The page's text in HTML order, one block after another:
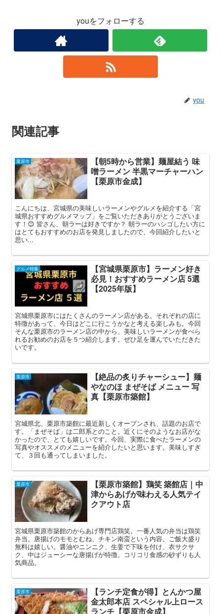
youをフォローする
you
関連記事
栗原市
【朝5時から営業】麺屋結う 味
噌ラーメン 半黒マーチャーハン
【栗原市金成】
こんにちは、宮城県の美味しいラーメンやグルメを紹介する「宮
城県おすすめグルメマップ」をご覧いただきありがとうございま
す！😊 皆さん、朝ラーは好きですか？ 朝ラーのハシゴしたい方に
はとてもおすすめのお店を発見しましたので、今回紹介したいと
思い...
グルメ特集
【宮城県栗原市】ラーメン好き
必見！おすすめラーメン店 5選
【2025年版】
宮城県栗原市にはたくさんのラーメン店がある。それぞれの店に
特徴があって、今日はどこに行こうかなと考える楽しみも。今回
そんな栗原市のラーメン店の中から、美味しいラーメンが食べら
れるお勧めのお店を５つ紹介します。ぜひ足を運んでいただきた
いです。
栗原市
【絶品の炙りチャーシュー】麺
やなのほ まぜそば メニュー 写
真【栗原市築館】
宮城県北、栗原市築館に最近新しくオープンされ、話題のお店で
す。「まぜそば」は二郎系とのこと。近くにそのようなお店がな
かったので、とても嬉しいです。今回、実際に食べたラーメンの
写真やオススメのメニューを紹介したいと思います。美味しすぎ
て、３回も通ってしまいました。
栗原市
【栗原市築館】鶏笑 築館店｜中
津からあげが味わえる人気テイ
クアウト店
宮城県栗原市築館のからあげ専門店鶏笑。一番人気の弁当は鶏笑
弁当。唐揚げのモモとむね、チキン南蛮という内容。ご飯大盛り
無料は嬉しい。醤油やニンニク、生姜で下味を付け、衣サクサ
ク、中はジューシーな唐揚げが特徴。コリコリ食感の砂ずりも人
気商品。
栗原市
【ランチ定食が得】とんかつ屋
金太郎本店 スペシャル上ロース
ランチ【栗原市金成】